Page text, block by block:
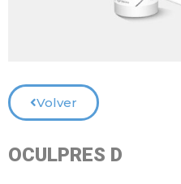
Volver
OCULPRES D